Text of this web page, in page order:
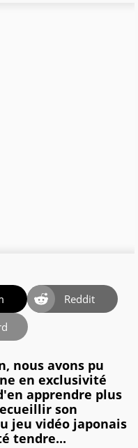
Reddit
nous avons pu
en exclusivité
apprendre plus
son
jeu vidéo japonais
tendre...